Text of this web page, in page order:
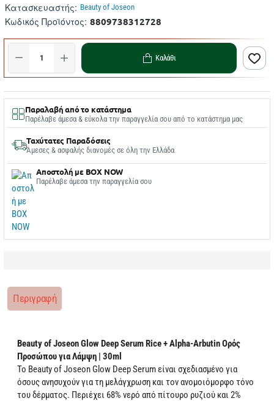
Κατασκευαστής: Beauty of Joseon
Κωδικός Προϊόντος: 8809738312728
Καλάθι
Παραλαβή από το κατάστημα
Παρέλαβε άμεσα & εύκολα την παραγγελία σου από το κατάστημα μας
Ταχύτατες Παραδόσεις
Άμεσες & ασφαλής διανομές σε όλη την Ελλάδα
Αποστολή με BOX NOW
Παρέλαβε άμεσα την παραγγελία σου
Περιγραφή
Beauty of Joseon Glow Deep Serum Rice + Alpha-Arbutin Ορός
Προσώπου για Λάμψη | 30ml
Το Beauty of Joseon Glow Deep Serum είναι σχεδιασμένο για
όσους ανησυχούν για τη μελάγχρωση και τον ανομοιόμορφο τόνο
του δέρματος. Περιέχει 68% νερό από πίτουρο ρυζιού και 2%